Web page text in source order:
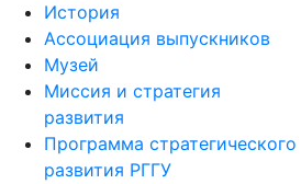
История
Ассоциация выпускников
Музей
Миссия и стратегия
развития
Программа стратегического
развития РГГУ